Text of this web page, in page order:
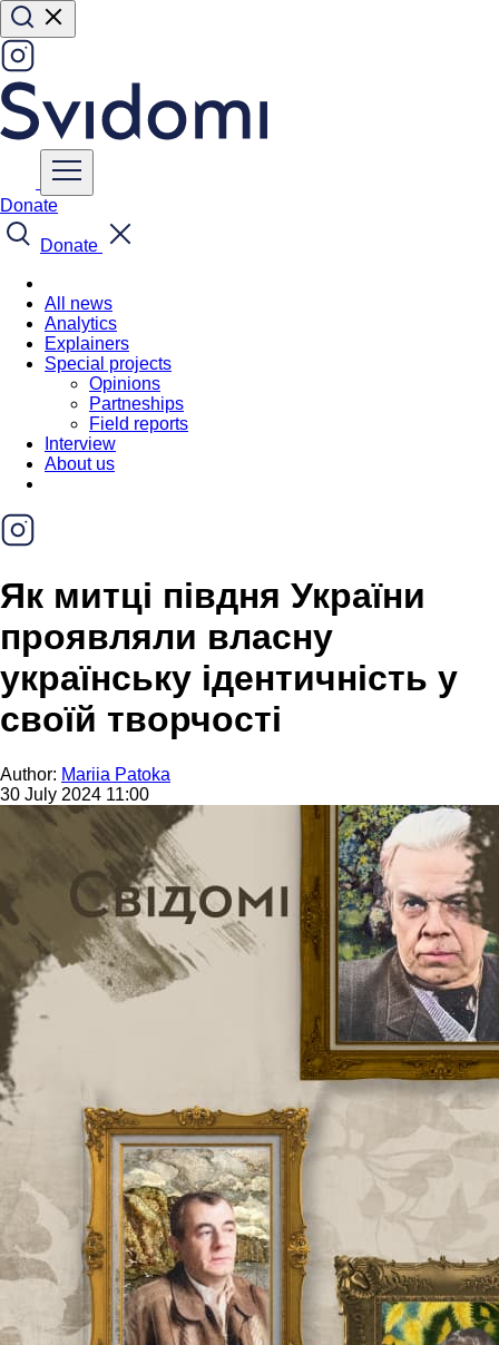
Donate
Donate
All news
Analytics
Explainers
Special projects
Opinions
Partneships
Field reports
Interview
About us
Як митці півдня України
проявляли власну
українську ідентичність у
своїй творчості
Author: Mariia Patoka
30 July 2024 11:00